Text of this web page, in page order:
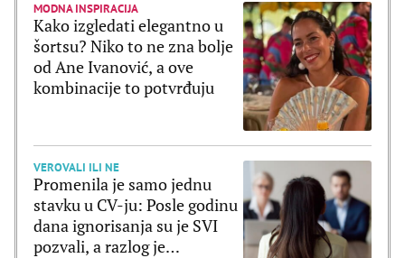
MODNA INSPIRACIJA
Kako izgledati elegantno u
šortsu? Niko to ne zna bolje
od Ane Ivanović, a ove
kombinacije to potvrđuju
VEROVALI ILI NE
Promenila je samo jednu
stavku u CV-ju: Posle godinu
dana ignorisanja su je SVI
pozvali, a razlog je